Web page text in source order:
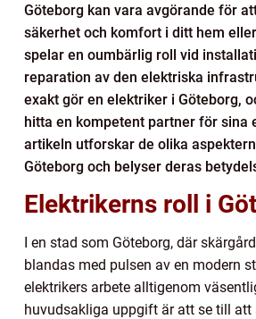
Göteborg kan vara avgörande för
säkerhet och komfort i ditt hem
spelar en oumbärlig roll vid
reparation av den elektriska
exakt gör en elektriker i Göteborg,
hitta en kompetent partner för sina
artikeln utforskar de olika
Göteborg och belyser deras
Elektrikerns roll i
I en stad som Göteborg, där
blandas med pulsen av en modern
elektrikers arbete alltigenom
huvudsakliga uppgift är att se till att